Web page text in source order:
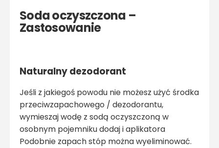
Soda oczyszczona –
Zastosowanie
Naturalny dezodorant
Jeśli z jakiegoś powodu nie możesz użyć środka
przeciwzapachowego / dezodorantu,
wymieszaj wodę z sodą oczyszczoną w
osobnym pojemniku dodaj i aplikatora
Podobnie zapach stóp można wyeliminować.